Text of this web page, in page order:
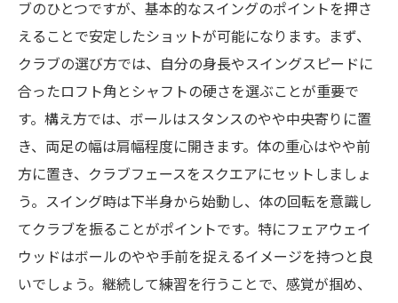
ブのひとつですが、基本的なスイングのポイントを押さ
えることで安定したショットが可能になります。まず、
クラブの選び方では、自分の身長やスイングスピードに
合ったロフト角とシャフトの硬さを選ぶことが重要で
す。構え方では、ボールはスタンスのやや中央寄りに置
き、両足の幅は肩幅程度に開きます。体の重心はやや前
方に置き、クラブフェースをスクエアにセットしましょ
う。スイング時は下半身から始動し、体の回転を意識し
てクラブを振ることがポイントです。特にフェアウェイ
ウッドはボールのやや手前を捉えるイメージを持つと良
いでしょう。継続して練習を行うことで、感覚が掴め、